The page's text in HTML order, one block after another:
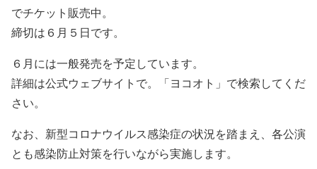
でチケット販売中。
締切は６月５日です。
６月には一般発売を予定しています。
詳細は公式ウェブサイトで。「ヨコオト」で検索してくだ
さい。
なお、新型コロナウイルス感染症の状況を踏まえ、各公演
とも感染防止対策を行いながら実施します。